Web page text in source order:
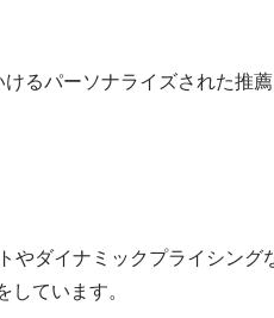
るパーソナライズされた推薦
やダイナミックプライシング
ています。